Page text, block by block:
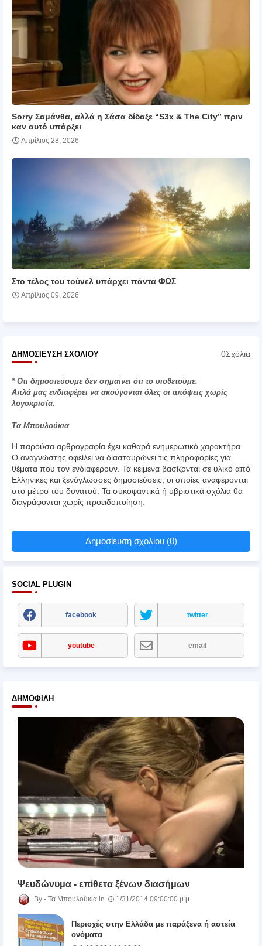
Sorry Σαμάνθα, αλλά η Σάσα δίδαξε “S3x & The City” πριν
καν αυτό υπάρξει
Απρίλιος 28, 2026
Στο τέλος του τούνελ υπάρχει πάντα ΦΩΣ
Απρίλιος 09, 2026
ΔΗΜΟΣΊΕΥΣΗ ΣΧΟΛΊΟΥ 0Σχόλια
* Οτι δημοσιεύουμε δεν σημαίνει ότι το υιοθετούμε.
Απλά μας ενδιαφέρει να ακούγονται όλες οι απόψεις χωρίς
λογοκρισία.
Τα Μπουλούκια
Η παρούσα αρθρογραφία έχει καθαρά ενημερωτικό χαρακτήρα.
Ο αναγνώστης οφείλει να διασταυρώνει τις πληροφορίες για
θέματα που τον ενδιαφέρουν. Τα κείμενα βασίζονται σε υλικό από
Ελληνικές και ξενόγλωσσες δημοσιεύσεις, οι οποίες αναφέρονται
στο μέτρο του δυνατού. Τα συκοφαντικά ή υβριστικά σχόλια θα
διαγράφονται χωρίς προειδοποίηση.
Δημοσίευση σχολίου (0)
SOCIAL PLUGIN
facebook twitter
youtube email
ΔΗΜΟΦΙΛΉ
Ψευδώνυμα - επίθετα ξένων διασήμων
Τα Μπουλούκια 1/31/2014 09:00:00 μ.μ.
Περιοχές στην Ελλάδα με παράξενα ή αστεία
ονόματα